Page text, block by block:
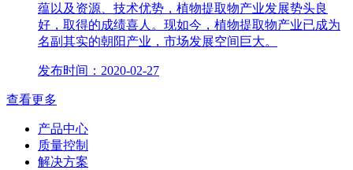
蕴以及资源、技术优势，植物提取物产业发展势头良
好，取得的成绩喜人。现如今，植物提取物产业已成为
名副其实的朝阳产业，市场发展空间巨大。
发布时间：2020-02-27
查看更多
产品中心
质量控制
解决方案